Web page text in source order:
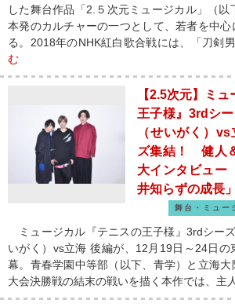
した舞台作品「2.５次元ミュージカル」（以
本発のカルチャーの一つとして、若者を中
る。2018年のNHK紅白歌合戦には、「刀剣
む
【2.5次元】ミ
王子様』3rdシ
（せいがく）
ズ集結！ 健人
大インタビュ
井知らずの成長」
舞台・ミュー
ミュージカル『テニスの王子様』3rdシー
いがく）vs立海 後編が、12月19日～24日の
幕。青春学園中等部（以下、青学）と立海大
大会決勝戦の結末の戦いを描く本作では、主